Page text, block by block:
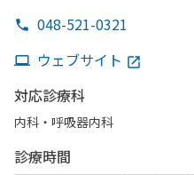
048-521-0321
ウェブサイト
対応診療科
内科・​呼吸器内科
診療時間